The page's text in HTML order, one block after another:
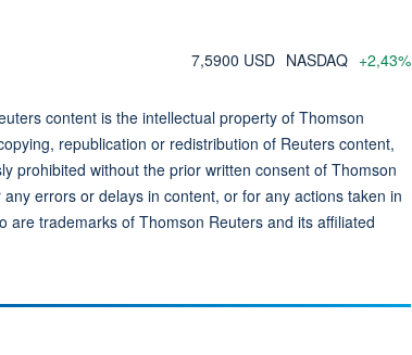
7,5900 USD NASDAQ +2,43%
content is the intellectual property of Thomson
republication or redistribution of Reuters content,
prohibited without the prior written consent of Thomson
errors or delays in content, or for any actions taken in
are trademarks of Thomson Reuters and its affiliated